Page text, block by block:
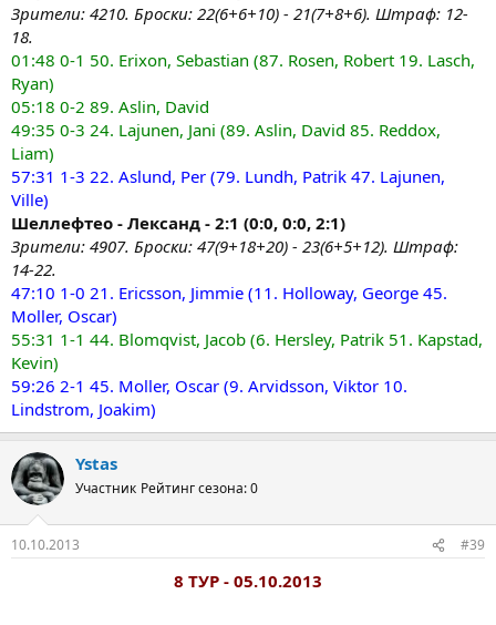
Зрители: 4210. Броски: 22(6+6+10) - 21(7+8+6). Штраф: 12-
18.
01:48 0-1 50. Erixon, Sebastian (87. Rosen, Robert 19. Lasch,
Ryan)
05:18 0-2 89. Aslin, David
49:35 0-3 24. Lajunen, Jani (89. Aslin, David 85. Reddox,
Liam)
57:31 1-3 22. Aslund, Per (79. Lundh, Patrik 47. Lajunen,
Ville)
Шеллефтео - Лександ - 2:1 (0:0, 0:0, 2:1)
Зрители: 4907. Броски: 47(9+18+20) - 23(6+5+12). Штраф:
14-22.
47:10 1-0 21. Ericsson, Jimmie (11. Holloway, George 45.
Moller, Oscar)
55:31 1-1 44. Blomqvist, Jacob (6. Hersley, Patrik 51. Kapstad,
Kevin)
59:26 2-1 45. Moller, Oscar (9. Arvidsson, Viktor 10.
Lindstrom, Joakim)
Ystas
Участник Рейтинг сезона: 0
10.10.2013 #39
8 ТУР - 05.10.2013​